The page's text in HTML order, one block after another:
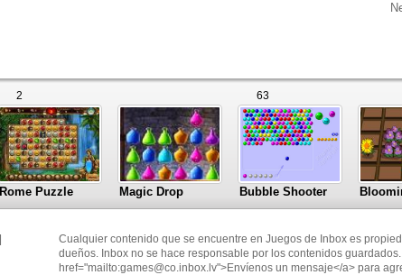
Rome Puzzle
2
Magic Drop Bubble Shooter
63
Cualquier contenido que se encuentre en Juegos de Inbox es
dueños. Inbox no se hace responsable por los contenidos
href="mailto:games@co.inbox.lv">Envíenos un mensaje</a> para